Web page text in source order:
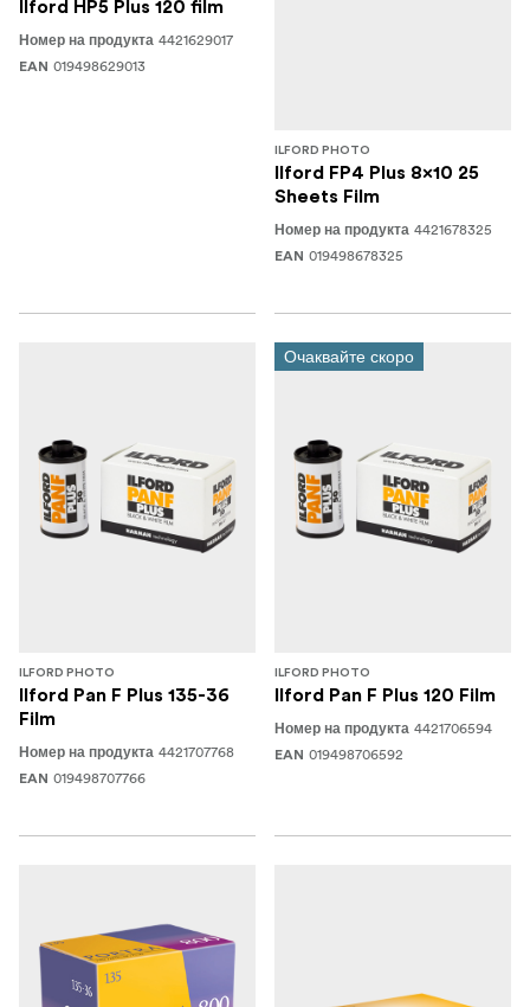
Ilford HP5 Plus 120 film
Номер на продукта 4421629017
EAN 019498629013
ILFORD PHOTO
Ilford FP4 Plus 8x10 25
Sheets Film
Номер на продукта 4421678325
EAN 019498678325
ILFORD PHOTO
Ilford Pan F Plus 135-36
Film
Номер на продукта 4421707768
EAN 019498707766
Очаквайте скоро
ILFORD PHOTO
Ilford Pan F Plus 120 Film
Номер на продукта 4421706594
EAN 019498706592